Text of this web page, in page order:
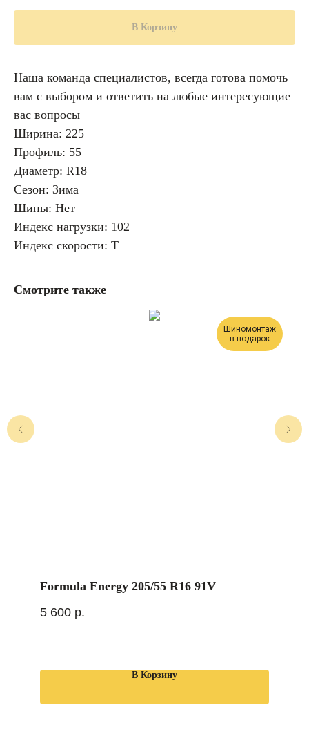
В Корзину
Наша команда специалистов, всегда готова помочь
вам с выбором и ответить на любые интересующие
вас вопросы
Ширина: 225
Профиль: 55
Диаметр: R18
Сезон: Зима
Шипы: Нет
Индекс нагрузки: 102
Индекс скорости: T
Смотрите также
Шиномонтаж
в подарок
Formula Energy 205/55 R16 91V
5 600 р.
В Корзину